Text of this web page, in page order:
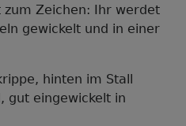
zum Zeichen: Ihr werdet
gewickelt und in einer
hinten im Stall
gut eingewickelt in